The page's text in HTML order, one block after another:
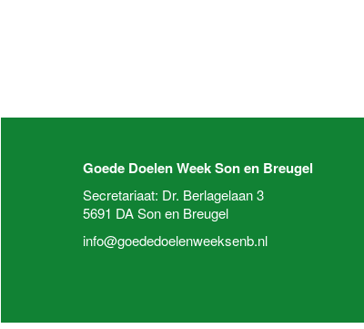
Goede Doelen Week Son en Breugel
Secretariaat: Dr. Berlagelaan 3
5691 DA Son en Breugel
info@goededoelenweeksenb.nl